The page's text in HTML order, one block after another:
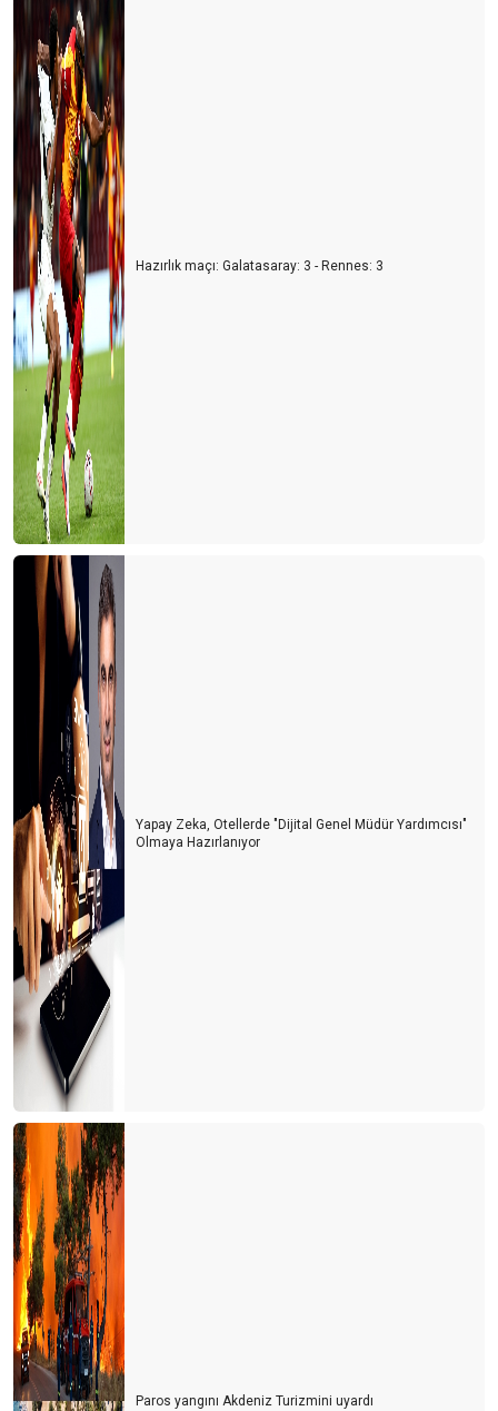
Hazırlık maçı: Galatasaray: 3 - Rennes: 3
Yapay Zeka, Otellerde "Dijital Genel Müdür Yardımcısı"
Olmaya Hazırlanıyor
Paros yangını Akdeniz Turizmini uyardı